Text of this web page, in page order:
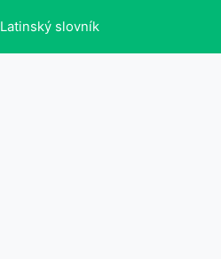
Latinský slovník(aktuálně)